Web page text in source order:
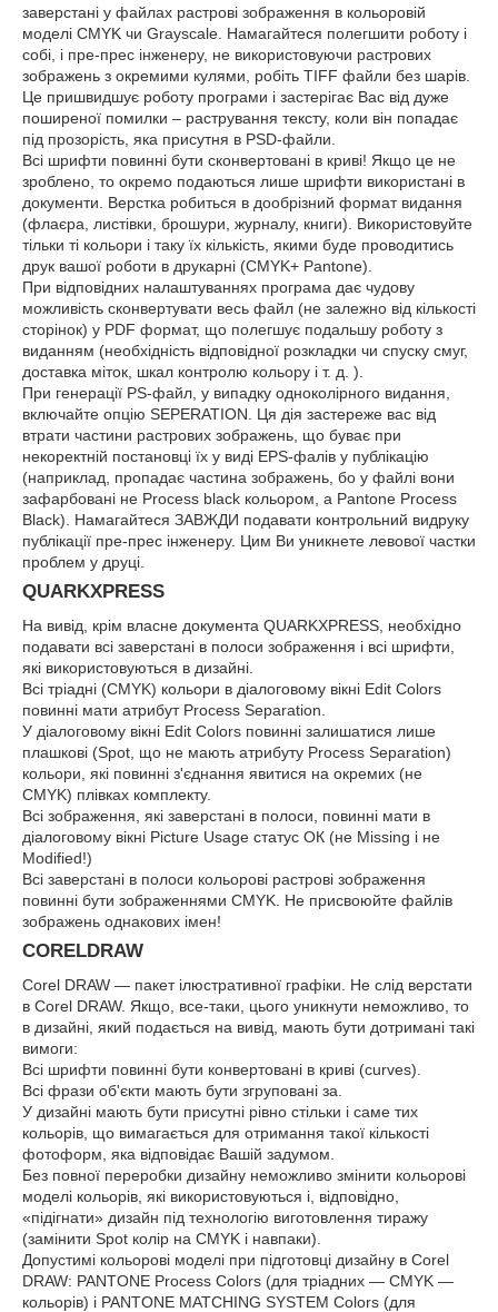
заверстані у файлах растрові зображення в кольоровій
моделі CMYK чи Grayscale. Намагайтеся полегшити роботу і
собі, і пре-прес інженеру, не використовуючи растрових
зображень з окремими кулями, робіть TIFF файли без шарів.
Це пришвидшує роботу програми і застерігає Вас від дуже
поширеної помилки – растрування тексту, коли він попадає
під прозорість, яка присутня в PSD-файли.
Всі шрифти повинні бути сконвертовані в криві! Якщо це не
зроблено, то окремо подаються лише шрифти використані в
документи. Верстка робиться в дообрізний формат видання
(флаєра, листівки, брошури, журналу, книги). Використовуйте
тільки ті кольори і таку їх кількість, якими буде проводитись
друк вашої роботи в друкарні (CMYK+ Pantone).
При відповідних налаштуваннях програма дає чудову
можливість сконвертувати весь файл (не залежно від кількості
сторінок) у PDF формат, що полегшує подальшу роботу з
виданням (необхідність відповідної розкладки чи спуску смуг,
доставка міток, шкал контролю кольору і т. д. ).
При генерації PS-файл, у випадку одноколірного видання,
включайте опцію SEPERATION. Ця дія застереже вас від
втрати частини растрових зображень, що буває при
некоректній постановці їх у виді EPS-фалів у публікацію
(наприклад, пропадає частина зображень, бо у файлі вони
зафарбовані не Process black кольором, а Pantone Process
Black). Намагайтеся ЗАВЖДИ подавати контрольний видруку
публікації пре-прес інженеру. Цим Ви уникнете левової частки
проблем у друці.
QUARKXPRESS
На вивід, крім власне документа QUARKXPRESS, необхідно
подавати всі заверстані в полоси зображення і всі шрифти,
які використовуються в дизайні.
Всі тріадні (CMYK) кольори в діалоговому вікні Edit Colors
повинні мати атрибут Process Separation.
У діалоговому вікні Edit Colors повинні залишатися лише
плашкові (Spot, що не мають атрибуту Process Separation)
кольори, які повинні з'єднання явитися на окремих (не
CMYK) плівках комплекту.
Всі зображення, які заверстані в полоси, повинні мати в
діалоговому вікні Picture Usage статус ОК (не Missing і не
Modified!)
Всі заверстані в полоси кольорові растрові зображення
повинні бути зображеннями CMYK. Не присвоюйте файлів
зображень однакових імен!
CORELDRAW
Corel DRAW — пакет ілюстративної графіки. Не слід верстати
в Corel DRAW. Якщо, все-таки, цього уникнути неможливо, то
в дизайні, який подається на вивід, мають бути дотримані такі
вимоги:
Всі шрифти повинні бути конвертовані в криві (curves).
Всі фрази об'єкти мають бути згруповані за.
У дизайні мають бути присутні рівно стільки і саме тих
кольорів, що вимагається для отримання такої кількості
фотоформ, яка відповідає Вашій задумом.
Без повної переробки дизайну неможливо змінити кольорові
моделі кольорів, які використовуються і, відповідно,
«підігнати» дизайн під технологію виготовлення тиражу
(замінити Spot колір на CMYK і навпаки).
Допустимі кольорові моделі при підготовці дизайну в Corel
DRAW: PANTONE Process Colors (для тріадних — CMYK —
кольорів) і PANTONE MATCHING SYSTEM Colors (для